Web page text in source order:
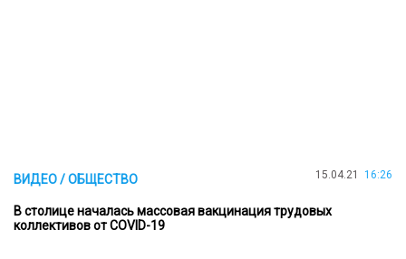
ВИДЕО / ОБЩЕСТВО 15.04.21 16:26
В столице началась массовая вакцинация трудовых
коллективов от COVID-19